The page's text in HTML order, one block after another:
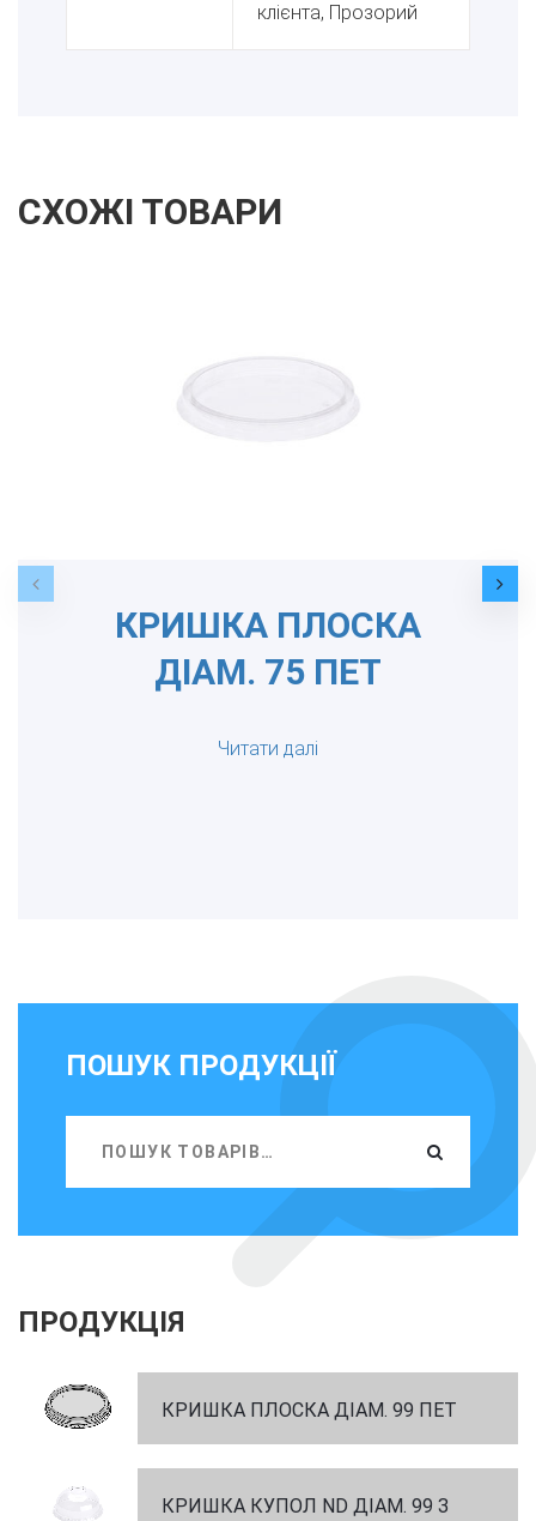
клієнта, Прозорий
СХОЖІ ТОВАРИ
КРИШКА ПЛОСКА
ДІАМ. 75 ПЕТ
Читати далі
ПОШУК ПРОДУКЦІЇ
ПРОДУКЦІЯ
КРИШКА ПЛОСКА ДІАМ. 99 ПЕТ
КРИШКА КУПОЛ ND ДІАМ. 99 З